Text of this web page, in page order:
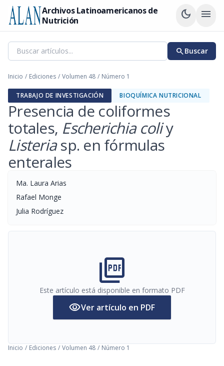
Archivos Latinoamericanos de
Nutrición
dark_mode menu
searchBuscar
Inicio / Ediciones / Volumen 48 / Número 1
TRABAJO DE INVESTIGACIÓN BIOQUÍMICA NUTRICIONAL
Presencia de coliformes
totales, Escherichia coliy
Listeriasp. en fórmulas
enterales
Ma. Laura Arias
Rafael Monge
Julia Rodríguez
picture_as_pdf
Este artículo está disponible en formato PDF
visibilityVer artículo en PDF
Inicio / Ediciones / Volumen 48 / Número 1